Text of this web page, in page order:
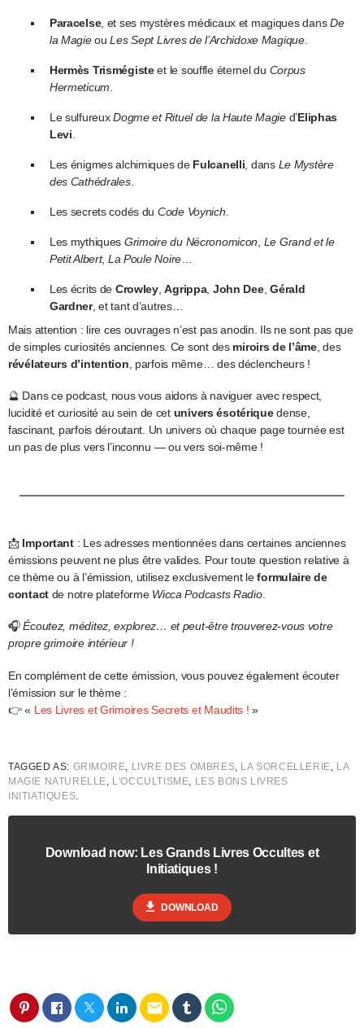
Paracelse, et ses mystères médicaux et magiques dansDe
la MagieouLes Sept Livres de l’Archidoxe Magique.
Hermès Trismégisteet le souffle éternel du Corpus
Hermeticum
Le sulfureuxDogme et Rituel de la Haute Magied’Eliphas
Levi
Les énigmes alchimiques de Fulcanelli , dans Le Mystère
des Cathédrales.
Les secrets codés du Code Voynich
Les mythiques Grimoire du Nécronomicon Le Grand et le
Petit Albert, La Poule Noire…
Les écrits de Crowley,Agrippa, John Dee,Gérald
Gardner, et tant d’autres…
Mais attention : lire ces ouvrages n’est pas anodin. Ils ne sont pas que
de simples curiosités anciennes. Ce sont des miroirs de l’âme, des
révélateurs d’intention , parfois même… des déclencheurs !
🔮 Dans ce podcast, nous vous aidons à naviguer avec respect,
lucidité et curiosité au sein de cet univers ésotériquedense,
fascinant, parfois déroutant. Un univers où chaque page tournée est
un pas de plus vers l’inconnu — ou vers soi-même !
📩 Important: Les adresses mentionnées dans certaines anciennes
émissions peuvent ne plus être valides. Pour toute question relative à
ce thème ou à l’émission, utilisez exclusivement leformulaire de
contact de notre plateforme Wicca Podcasts Radio.
🎧Écoutez, méditez, explorez… et peut-être trouverez-vous votre
propre grimoire intérieur !
En complément de cette émission, vous pouvez également écouter
l’émission sur le thème :
👉 « Les Livres et Grimoires Secrets et Maudits ! »
TAGGED AS: GRIMOIRE LIVRE DES OMBRES LA SORCELLERIE
LA
MAGIE NATURELLE
L'OCCULTISME
LES BONS LIVRES
INITIATIQUES
Download now: Les Grands Livres Occultes et
Initiatiques !
file_download DOWNLOAD
email